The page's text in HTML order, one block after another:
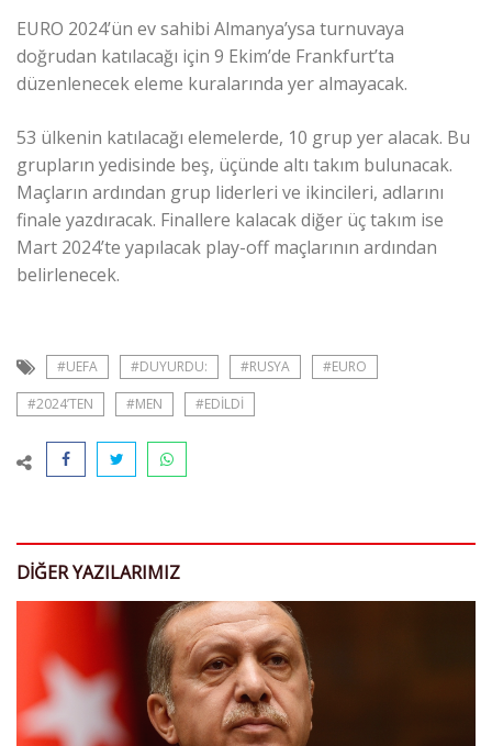
EURO 2024’ün ev sahibi Almanya’ysa turnuvaya
doğrudan katılacağı için 9 Ekim’de Frankfurt’ta
düzenlenecek eleme kuralarında yer almayacak.
53 ülkenin katılacağı elemelerde, 10 grup yer alacak. Bu
grupların yedisinde beş, üçünde altı takım bulunacak.
Maçların ardından grup liderleri ve ikincileri, adlarını
finale yazdıracak. Finallere kalacak diğer üç takım ise
Mart 2024’te yapılacak play-off maçlarının ardından
belirlenecek.
#UEFA #DUYURDU: #RUSYA
#EURO
#2024’TEN
#MEN #EDILDI
DIĞER YAZILARIMIZ